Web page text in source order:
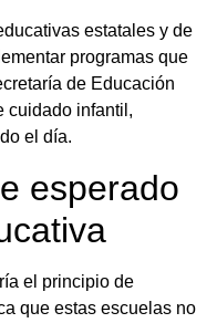
estatales y de
programas que
de Educación
cuidado infantil,
el día.
esperado
el principio de
que estas escuelas no